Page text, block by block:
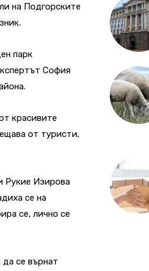
на Подгорските
парк
София
красивите
от туристи,
Рукие Изирова
се на
се, лично се
се върнат